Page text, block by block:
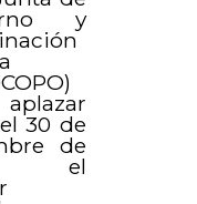
y
30 de
de
el